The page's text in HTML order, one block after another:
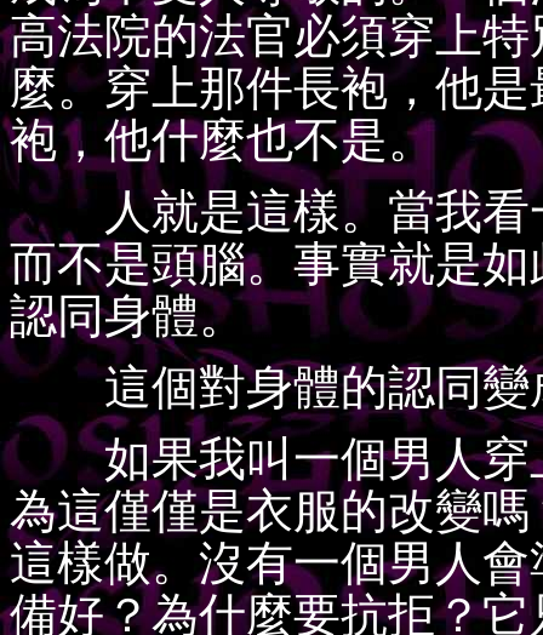
高法院的法官必須穿上
麼。穿上那件長袍，他
袍，他什麼也不是。
人就是這樣。當我看
而不是頭腦。事實就是
認同身體。
這個對身體的認同變
如果我叫一個男人穿
為這僅僅是衣服的改變
這樣做。沒有一個男人
備好？為什麼要抗拒？